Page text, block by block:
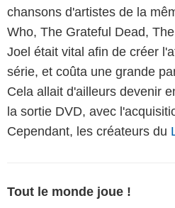
chansons d'artistes de la
Who, The Grateful Dead,
Joel était vital afin de créer
série, et coûta une grande
Cela allait d'ailleurs devenir
la sortie DVD, avec
Cependant, les créateurs du
Tout le monde joue !